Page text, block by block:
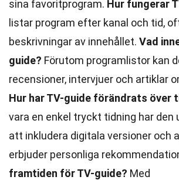
sina favoritprogram. Hur fungerar
listar program efter kanal och tid,
beskrivningar av innehållet. Vad
guide? Förutom programlistor kan
recensioner, intervjuer och artiklar
Hur har TV-guide förändrats över
vara en enkel tryckt tidning har den
att inkludera digitala versioner och
erbjuder personliga
framtiden för TV-guide? Med